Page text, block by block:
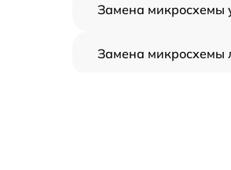
Замена микросхемы
Замена микросхемы